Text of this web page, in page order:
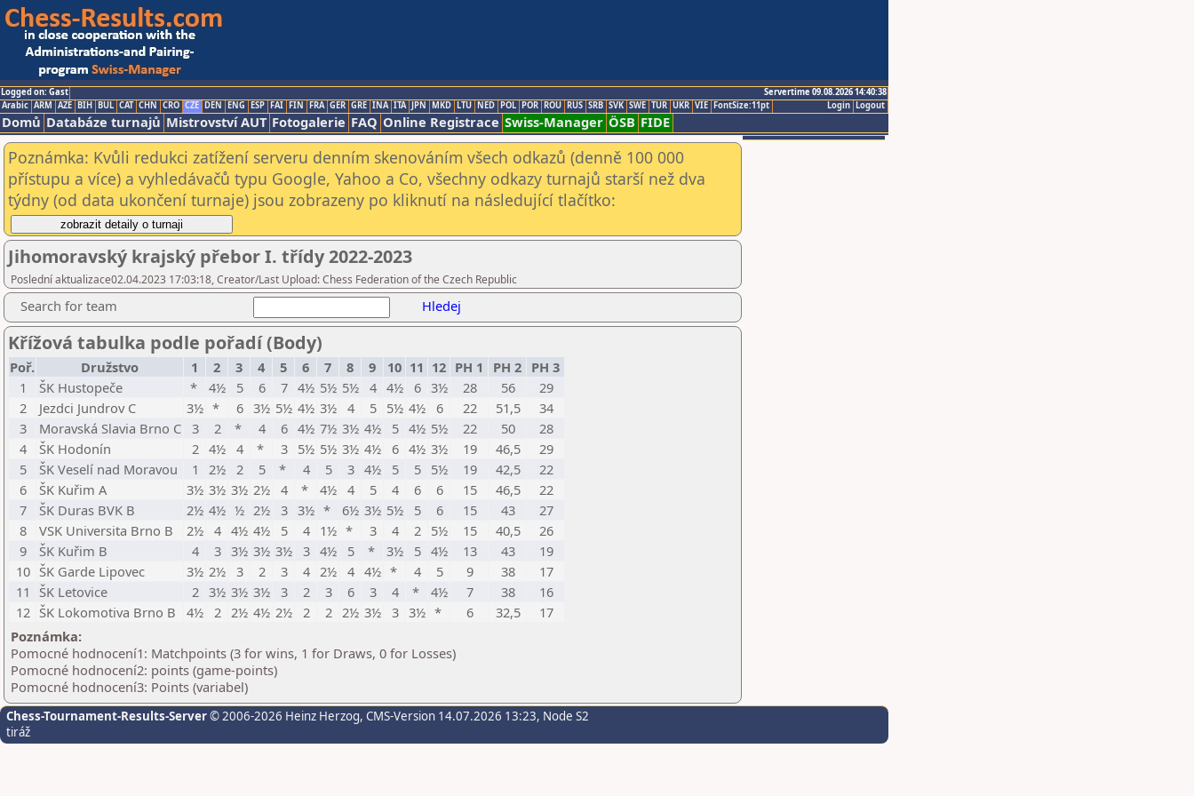
Logged on: Gast
Servertime 09.08.2026 14:40:38
Logout
Login
Arabic ARM AZE BIH BUL CAT CHN CRO CZE DEN ENG ESP FAI FIN FRA GER GRE INA ITA JPN MKD LTU NED POL POR ROU RUS SRB SVK SWE TUR UKR VIE FontSize:11pt
Domů Databáze turnajů Mistrovství AUT Fotogalerie FAQ Online Registrace Swiss-Manager ÖSB FIDE
Poznámka: Kvůli redukci zatížení serveru denním skenováním všech odkazů (denně 100 000
přístupu a více) a vyhledávačů typu Google, Yahoo a Co, všechny odkazy turnajů starší než dva
týdny (od data ukončení turnaje) jsou zobrazeny po kliknutí na následující tlačítko:
Jihomoravský krajský přebor I. třídy 2022-2023
Poslední aktualizace02.04.2023 17:03:18, Creator/Last Upload: Chess Federation of the Czech Republic
Search for team Hledej
Křížová tabulka podle pořadí (Body)
Poř. Družstvo 1 2 3 4 5 6 7 8 9 10 11 12 PH 1 PH 2 PH 3
1
ŠK Hustopeče * 4½ 5 6 7 4½ 5½ 5½ 4 4½ 6 3½ 28 56
29
2
Jezdci Jundrov C 3½ * 6 3½ 5½ 4½ 3½ 4 5 5½ 4½ 6 22 51,5
34
3
Moravská Slavia Brno C 3 2 * 4 6 4½ 7½ 3½ 4½ 5 4½ 5½ 22 50
28
4
ŠK Hodonín 2 4½ 4 * 3 5½ 5½ 3½ 4½ 6 4½ 3½ 19 46,5
29
5
ŠK Veselí nad Moravou 1 2½ 2 5 * 4 5 3 4½ 5 5 5½ 19 42,5
22
6
ŠK Kuřim A 3½ 3½ 3½ 2½ 4 * 4½ 4 5 4 6 6 15 46,5
22
7
ŠK Duras BVK B 2½ 4½ ½ 2½ 3 3½ * 6½ 3½ 5½ 5 6 15 43
27
8
VSK Universita Brno B 2½ 4 4½ 4½ 5 4 1½ * 3 4 2 5½ 15 40,5
26
9
ŠK Kuřim B 4 3 3½ 3½ 3½ 3 4½ 5 * 3½ 5 4½ 13 43
19
10 ŠK Garde Lipovec 3½ 2½ 3 2 3 4 2½ 4 4½ * 4 5 9 38
17
11
ŠK Letovice 2 3½ 3½ 3½ 3 2 3 6 3 4 * 4½ 7 38
16
12 ŠK Lokomotiva Brno B 4½ 2 2½ 4½ 2½ 2 2 2½ 3½ 3 3½ * 6 32,5
17
Poznámka:
Pomocné hodnocení1: Matchpoints (3 for wins, 1 for Draws, 0 for Losses)
Pomocné hodnocení2: points (game-points)
Pomocné hodnocení3: Points (variabel)
Chess-Tournament-Results-Server© 2006-2026 Heinz Herzog, CMS-Version 14.07.2026 13:23, Node S2
tiráž